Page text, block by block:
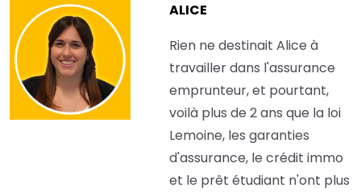
ALICE
Rien ne destinait Alice à
travailler dans l'assurance
emprunteur, et pourtant,
voilà plus de 2 ans que la loi
Lemoine, les garanties
d'assurance, le crédit immo
et le prêt étudiant n'ont plus